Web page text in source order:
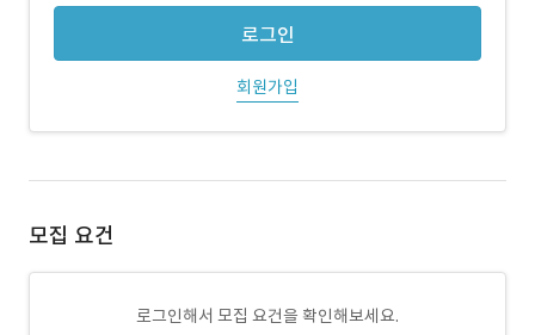
로그인
회원가입
모집 요건
로그인해서 모집 요건을 확인해보세요.